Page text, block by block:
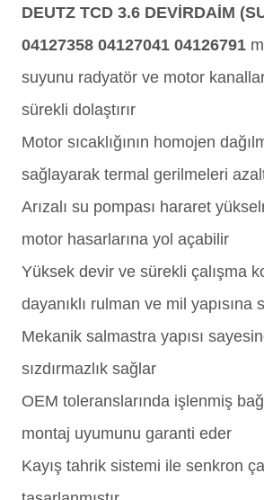
DEUTZ TCD 3.6 DEVİRDAİM
04127358 04127041 04126791
suyunu radyatör ve motor
sürekli dolaştırır
Motor sıcaklığının homojen
sağlayarak termal gerilmeleri
Arızalı su pompası hararet
motor hasarlarına yol açabilir
Yüksek devir ve sürekli çalışma
dayanıklı rulman ve mil yapısına
Mekanik salmastra yapısı
sızdırmazlık sağlar
OEM toleranslarında işlenmiş
montaj uyumunu garanti eder
Kayış tahrik sistemi ile senkron